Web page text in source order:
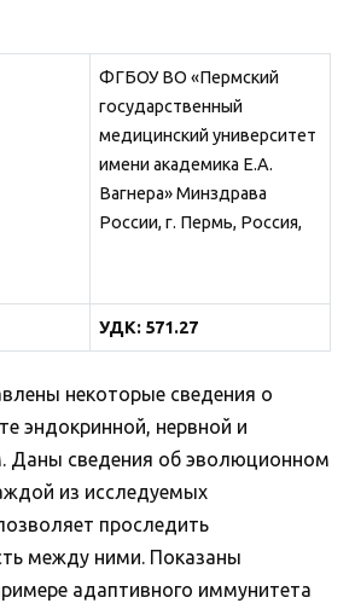
ФГБОУ ВО «Пермский
государственный
медицинский университет
имени академика Е.А.
Вагнера» Минздрава
России, г. Пермь, Россия,
УДК: 571.27
некоторые сведения о
эндокринной, нервной и
Даны сведения об эволюционном
из исследуемых
проследить
между ними. Показаны
адаптивного иммунитета